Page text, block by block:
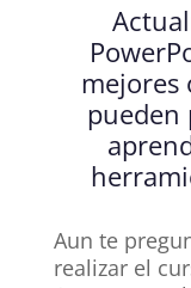
mejores
pueden
Aun te
realizar el